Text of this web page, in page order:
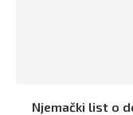
Njemački list o